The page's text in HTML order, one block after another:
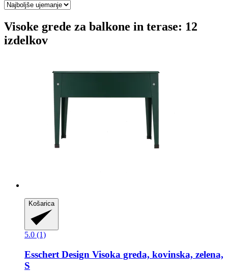
Visoke grede za balkone in terase: 12
izdelkov
Košarica
5.0 (1)
Esschert Design Visoka greda, kovinska, zelena,
S